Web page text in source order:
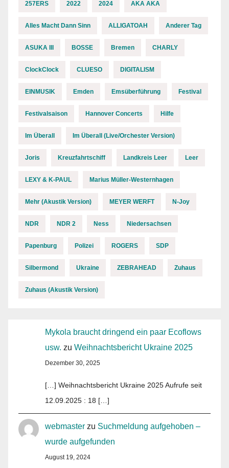
257ERS 2022 2024 AKA AKA
Alles Macht Dann Sinn ALLIGATOAH Anderer Tag
ASUKA III BOSSE Bremen CHARLY
ClockClock CLUESO DIGITALISM
EINMUSIK Emden Emsüberführung Festival
Festivalsaison Hannover Concerts Hilfe
Im Überall Im Überall (Live/Orchester Version)
Joris Kreuzfahrtschiff Landkreis Leer Leer
LEXY & K-PAUL Marius Müller-Westernhagen
Mehr (Akustik Version) MEYER WERFT N-Joy
NDR NDR 2 Ness Niedersachsen
Papenburg Polizei ROGERS SDP
Silbermond Ukraine ZEBRAHEAD Zuhaus
Zuhaus (Akustik Version)
Mykola braucht dringend ein paar Ecoflows
usw. zu Weihnachtsbericht Ukraine 2025
Dezember 30, 2025
[…] Weihnachtsbericht Ukraine 2025 Aufrufe seit
12.09.2025 : 18 […]
webmaster zu Suchmeldung aufgehoben –
wurde aufgefunden
August 19, 2024